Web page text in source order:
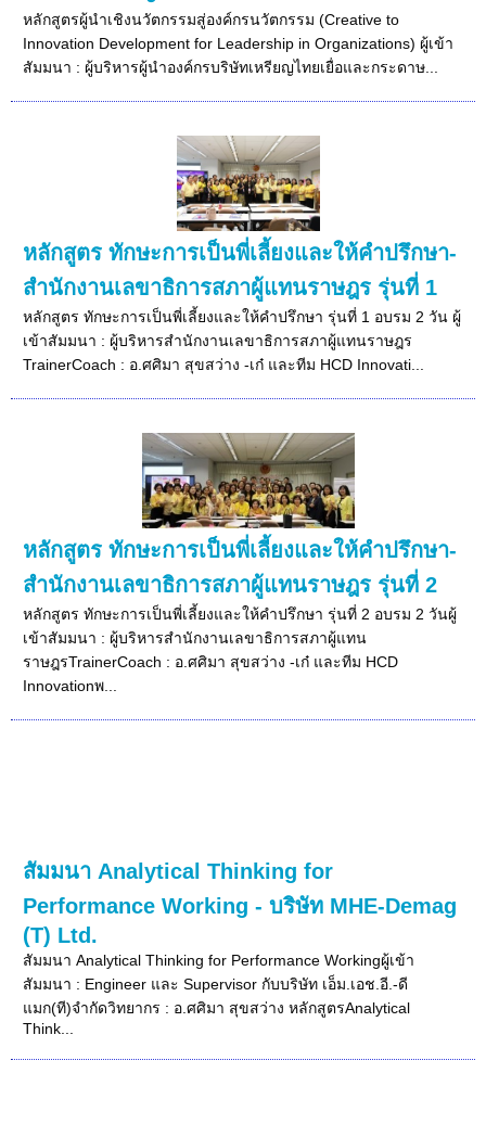
หลักสูตรผู้นำเชิงนวัตกรรมสู่องค์กรนวัตกรรม (Creative to
Innovation Development for Leadership in Organizations) ผู้เข้า
สัมมนา : ผู้บริหารผู้นำองค์กรบริษัทเหรียญไทยเยื่อและกระดาษ...
หลักสูตร ทักษะการเป็นพี่เลี้ยงและให้คำปรึกษา-
สำนักงานเลขาธิการสภาผู้แทนราษฎร รุ่นที่ 1
หลักสูตร ทักษะการเป็นพี่เลี้ยงและให้คำปรึกษา รุ่นที่ 1 อบรม 2 วัน ผู้
เข้าสัมมนา : ผู้บริหารสำนักงานเลขาธิการสภาผู้แทนราษฎร
TrainerCoach : อ.ศศิมา สุขสว่าง -เก๋ และทีม HCD Innovati...
หลักสูตร ทักษะการเป็นพี่เลี้ยงและให้คำปรึกษา-
สำนักงานเลขาธิการสภาผู้แทนราษฎร รุ่นที่ 2
หลักสูตร ทักษะการเป็นพี่เลี้ยงและให้คำปรึกษา รุ่นที่ 2 อบรม 2 วันผู้
เข้าสัมมนา : ผู้บริหารสำนักงานเลขาธิการสภาผู้แทน
ราษฎรTrainerCoach : อ.ศศิมา สุขสว่าง -เก๋ และทีม HCD
Innovationพ...
สัมมนา Analytical Thinking for
Performance Working - บริษัท MHE-Demag
(T) Ltd.
สัมมนา Analytical Thinking for Performance Workingผู้เข้า
สัมมนา : Engineer และ Supervisor กับบริษัท เอ็ม.เอช.อี.-ดี
แมก(ที)จำกัดวิทยากร : อ.ศศิมา สุขสว่าง หลักสูตรAnalytical
Think...